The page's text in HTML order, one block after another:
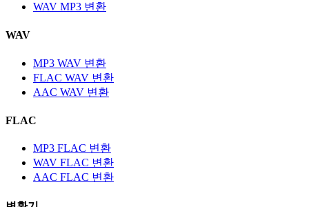
WAV MP3 변환
WAV
MP3 WAV 변환
FLAC WAV 변환
AAC WAV 변환
FLAC
MP3 FLAC 변환
WAV FLAC 변환
AAC FLAC 변환